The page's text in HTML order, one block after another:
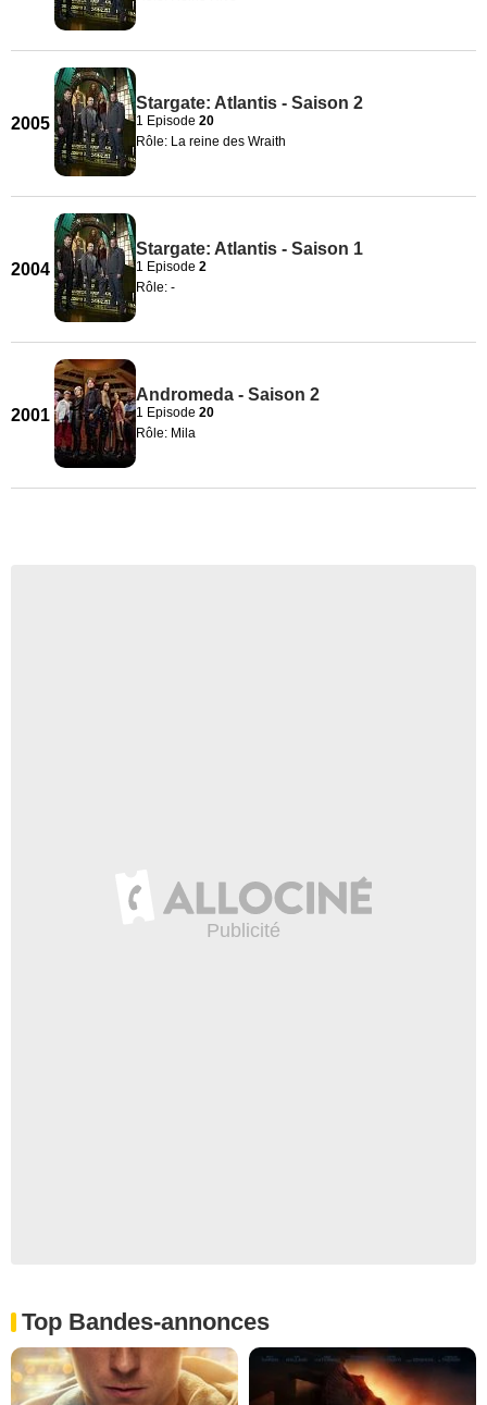
2005
Stargate: Atlantis - Saison 2
1 Episode 20
Rôle: La reine des Wraith
2004
Stargate: Atlantis - Saison 1
1 Episode 2
Rôle: -
2001
Andromeda - Saison 2
1 Episode 20
Rôle: Mila
Top Bandes-annonces